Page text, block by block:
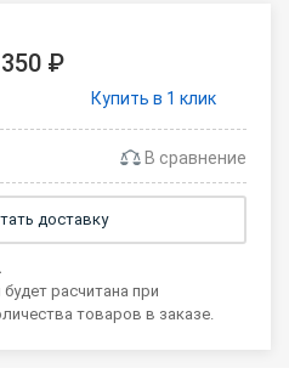
₽
Купить в 1 клик
В сравнение
доставку
расчитана при
товаров в заказе.